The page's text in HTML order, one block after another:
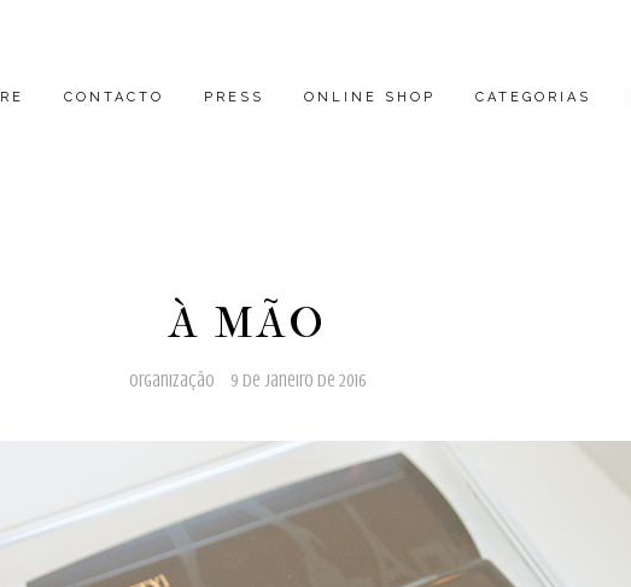
CONTACTO PRESS ONLINE SHOP CATEGORIAS
À MÃO
organização 9 de janeiro de 2016